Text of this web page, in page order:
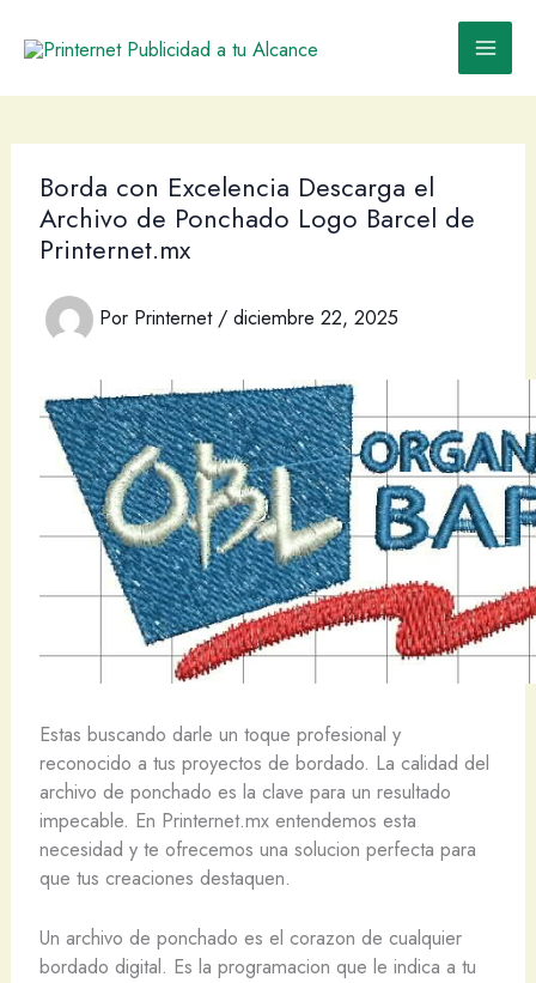
Borda con Excelencia Descarga el
Archivo de Ponchado Logo Barcel de
Printernet.mx
Por Printernet / diciembre 22, 2025
Estas buscando darle un toque profesional y
reconocido a tus proyectos de bordado. La calidad del
archivo de ponchado es la clave para un resultado
impecable. En Printernet.mx entendemos esta
necesidad y te ofrecemos una solucion perfecta para
que tus creaciones destaquen.
Un archivo de ponchado es el corazon de cualquier
bordado digital. Es la programacion que le indica a tu